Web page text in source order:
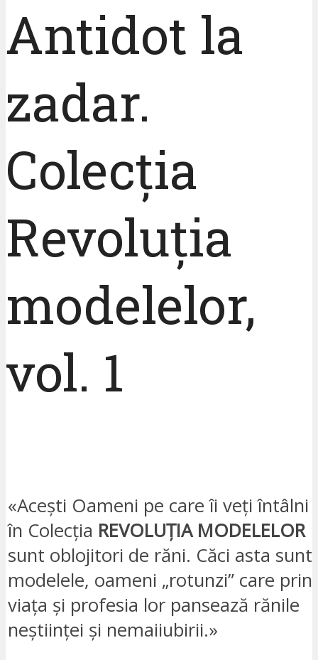
Antidot la
zadar.
Colecția
Revoluția
modelelor,
vol. 1
«Acești Oameni pe care îi veți întâlni
în Colecția REVOLUȚIA MODELELOR
sunt oblojitori de răni. Căci asta sunt
modelele, oameni „rotunzi” care prin
viața și profesia lor pansează rănile
neștiinței și nemaiiubirii.»